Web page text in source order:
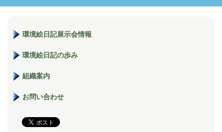
環境絵日記展示会情報
環境絵日記の歩み
組織案内
お問い合わせ